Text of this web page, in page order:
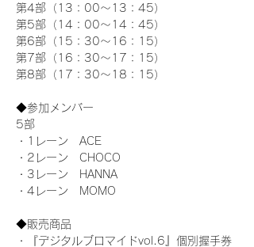
第4部（13：00～13：45）
第5部（14：00～14：45）
第6部（15：30～16：15）
第7部（16：30～17：15）
第8部（17：30～18：15）
◆参加メンバー
5部
・1レーン　ACE
・2レーン　CHOCO
・3レーン　HANNA
・4レーン　MOMO
◆販売商品
・『デジタルブロマイドvol.6』個別握手券